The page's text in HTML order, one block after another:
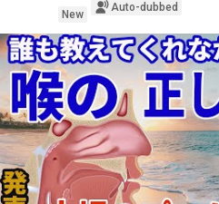
New
Auto-dubbed